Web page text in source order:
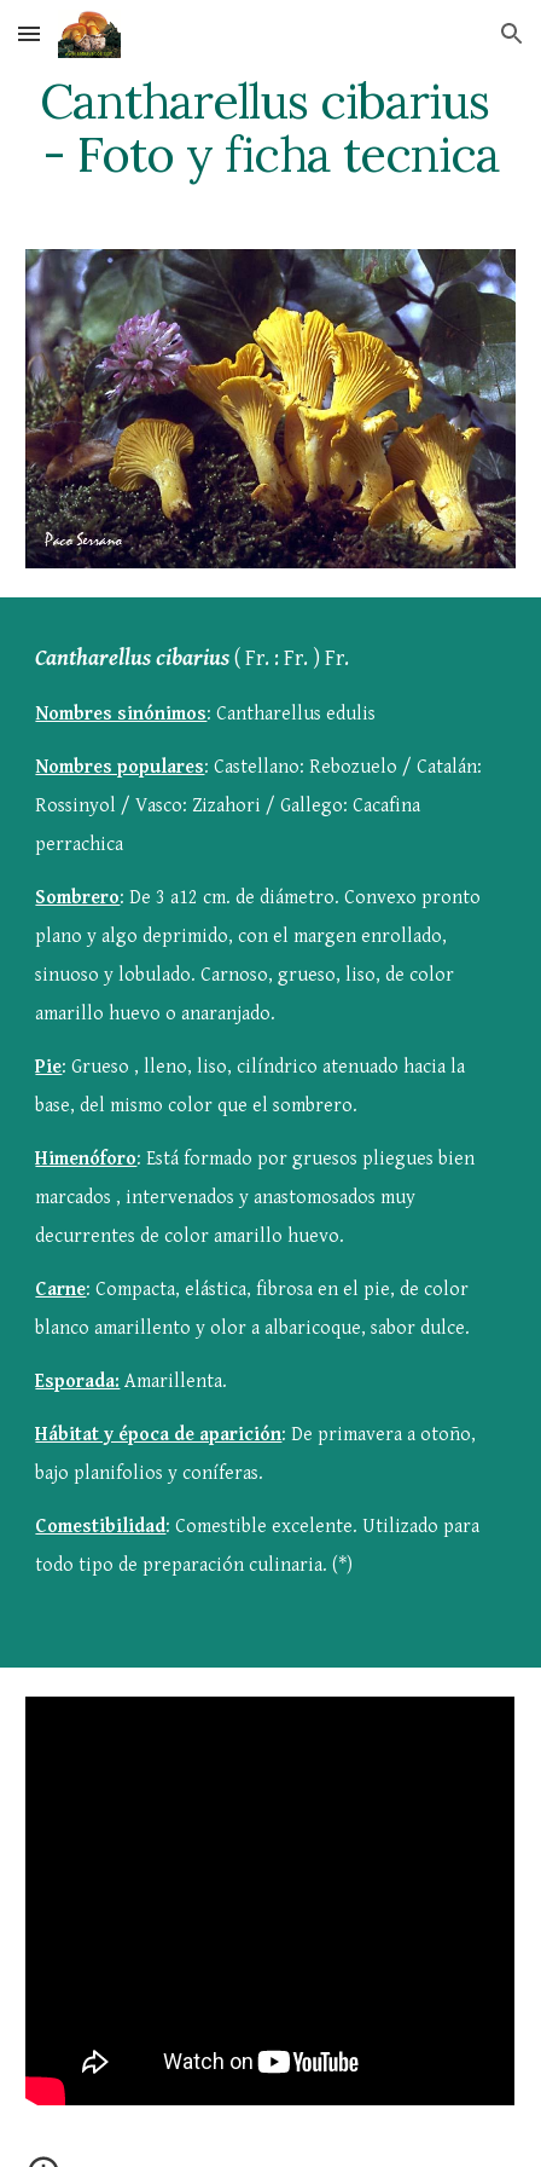
Skip to main content Skip to navigation
Cantharellus cibarius
- Foto y ficha tecnica
Cantharellus cibarius ( Fr. : Fr. ) Fr.
Nombres sinónimos: Cantharellus edulis
Nombres populares: Castellano: Rebozuelo / Catalán:
Rossinyol / Vasco: Zizahori / Gallego: Cacafina
perrachica
Sombrero: De 3 a12 cm. de diámetro. Convexo pronto
plano y algo deprimido, con el margen enrollado,
sinuoso y lobulado. Carnoso, grueso, liso, de color
amarillo huevo o anaranjado.
Pie: Grueso , lleno, liso, cilíndrico atenuado hacia la
base, del mismo color que el sombrero.
Himenóforo: Está formado por gruesos pliegues bien
marcados , intervenados y anastomosados muy
decurrentes de color amarillo huevo.
Carne: Compacta, elástica, fibrosa en el pie, de color
blanco amarillento y olor a albaricoque, sabor dulce.
Esporada: Amarillenta.
Hábitat y época de aparición: De primavera a otoño,
bajo planifolios y coníferas.
Comestibilidad: Comestible excelente. Utilizado para
todo tipo de preparación culinaria. (*)